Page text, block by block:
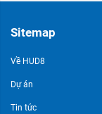
Sitemap
Về HUD8
Dự án
Tin tức